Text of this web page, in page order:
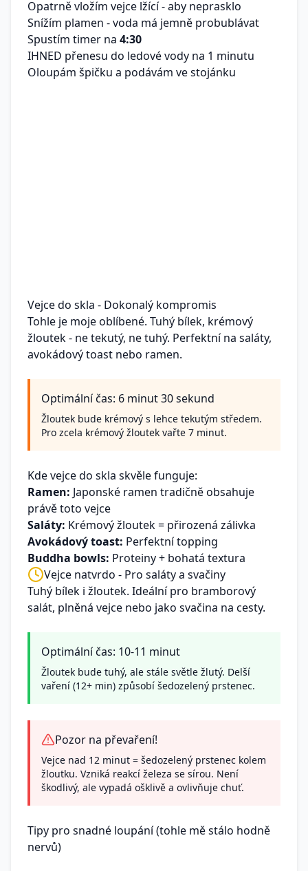
Opatrně vložím vejce lžící - aby neprasklo
Snížím plamen - voda má jemně probublávat
Spustím timer na 4:30
IHNED přenesu do ledové vody na 1 minutu
Oloupám špičku a podávám ve stojánku
Vejce do skla - Dokonalý kompromis
Tohle je moje oblíbené. Tuhý bílek, krémový
žloutek - ne tekutý, ne tuhý. Perfektní na saláty,
avokádový toast nebo ramen.
Optimální čas: 6 minut 30 sekund
Žloutek bude krémový s lehce tekutým středem.
Pro zcela krémový žloutek vařte 7 minut.
Kde vejce do skla skvěle funguje:
Ramen: Japonské ramen tradičně obsahuje
právě toto vejce
Saláty: Krémový žloutek = přirozená zálivka
Avokádový toast: Perfektní topping
Buddha bowls: Proteiny + bohatá textura
Vejce natvrdo - Pro saláty a svačiny
Tuhý bílek i žloutek. Ideální pro bramborový
salát, plněná vejce nebo jako svačina na cesty.
Optimální čas: 10-11 minut
Žloutek bude tuhý, ale stále světle žlutý. Delší
vaření (12+ min) způsobí šedozelený prstenec.
Pozor na převaření!
Vejce nad 12 minut = šedozelený prstenec kolem
žloutku. Vzniká reakcí železa se sírou. Není
škodlivý, ale vypadá ošklivě a ovlivňuje chuť.
Tipy pro snadné loupání (tohle mě stálo hodně
nervů)